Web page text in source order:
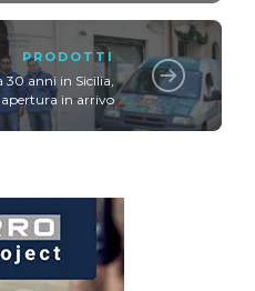
PRODOTTI
30 anni in Sicilia,
in arrivo